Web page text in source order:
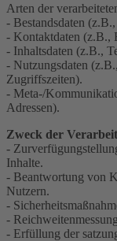
Arten der
- Bestandsdaten
- Kontaktdaten (z.B.,
- Inhaltsdaten (z.B.,
- Nutzungsdaten
Zugriffszeiten).
- Meta-/
Adressen).
Zweck der
-
Inhalte.
- Beantwortung von
Nutzern.
-
-
- Erfüllung der